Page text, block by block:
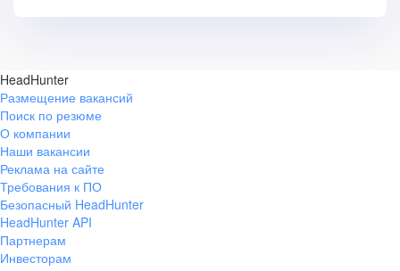
HeadHunter
Размещение вакансий
Поиск по резюме
О компании
Наши вакансии
Реклама на сайте
Требования к ПО
Безопасный HeadHunter
HeadHunter API
Партнерам
Инвесторам